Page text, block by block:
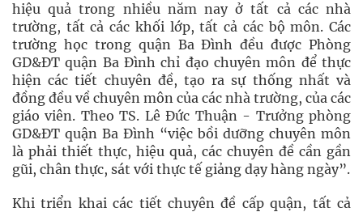
hiệu quả trong nhiều năm nay ở tất cả các nhà
trường, tất cả các khối lớp, tất cả các bộ môn. Các
trường học trong quận Ba Đình đều được Phòng
GD&ĐT quận Ba Đình chỉ đạo chuyên môn để thực
hiện các tiết chuyên đề, tạo ra sự thống nhất và
đồng đều về chuyên môn của các nhà trường, của các
giáo viên. Theo TS. Lê Đức Thuận - Trưởng phòng
GD&ĐT quận Ba Đình “việc bồi dưỡng chuyên môn
là phải thiết thực, hiệu quả, các chuyên đề cần gần
gũi, chân thực, sát với thực tế giảng dạy hàng ngày”.
Khi triển khai các tiết chuyên đề cấp quận, tất cả